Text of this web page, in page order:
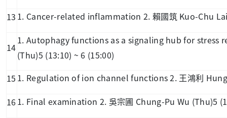
13 1. Cancer-related inflammation 2. 賴國筑Kuo-Chu
14
1. Autophagy functions as a signaling hub for stress
(Thu)5 (13:10) ~ 6 (15:00)
15 1. Regulation of ion channel functions 2. 王鴻利
161. Final examination 2. 吳宗圃 Chung-Pu Wu (Thu)5